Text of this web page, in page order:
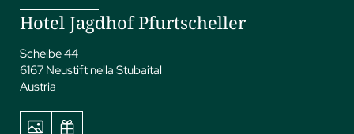
Hotel Jagdhof Pfurtscheller
Scheibe 44
6167 Neustift nella Stubaital
Austria